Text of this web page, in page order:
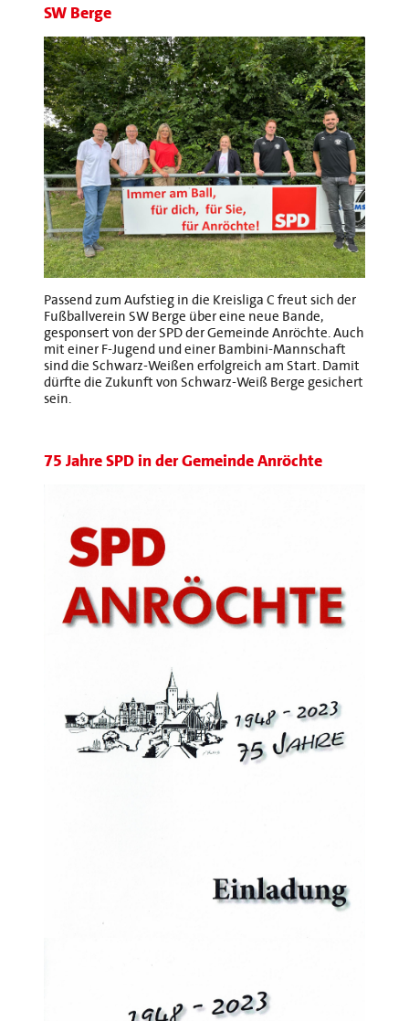
SW Berge
Passend zum Aufstieg in die Kreisliga C freut sich der
Fußballverein SW Berge über eine neue Bande,
gesponsert von der SPD der Gemeinde Anröchte. Auch
mit einer F-Jugend und einer Bambini-Mannschaft
sind die Schwarz-Weißen erfolgreich am Start. Damit
dürfte die Zukunft von Schwarz-Weiß Berge gesichert
sein.
75 Jahre SPD in der Gemeinde Anröchte